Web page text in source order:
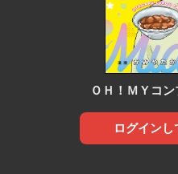
ＯＨ！ＭＹコ
ログインし